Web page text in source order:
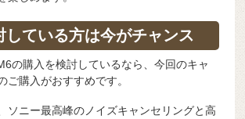
している方は今がチャンス
の購入を検討しているなら、今回のキャ
ご購入がおすすめです。
ソニー最高峰のノイズキャンセリングと高